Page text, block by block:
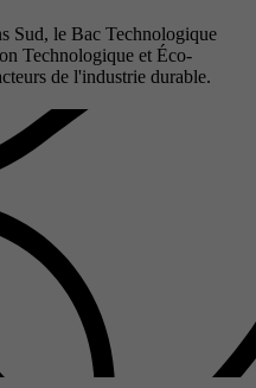
Sud, le Bac Technologique
Technologique et Éco-
de l'industrie durable.